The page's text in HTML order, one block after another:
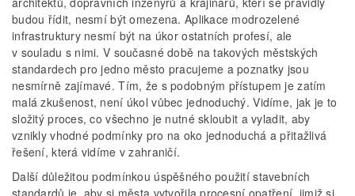
budou řídit, nesmí být omezena. Aplikace modrozelené
infrastruktury nesmí být na úkor ostatních profesí, ale
v souladu s nimi. V současné době na takových městských
standardech pro jedno město pracujeme a poznatky jsou
nesmírně zajímavé. Tím, že s podobným přístupem je zatím
malá zkušenost, není úkol vůbec jednoduchý. Vidíme, jak je to
složitý proces, co všechno je nutné skloubit a vyladit, aby
vznikly vhodné podmínky pro na oko jednoduchá a přitažlivá
řešení, která vidíme v zahraničí.
Další důležitou podmínkou úspěšného použití stavebních
standardů je, aby si města vytvořila procesní opatření, jimiž si